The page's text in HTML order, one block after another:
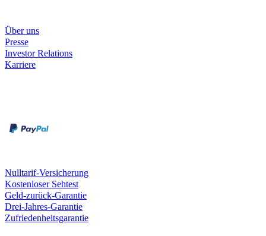
Über uns
Presse
Investor Relations
Karriere
Nulltarif-Versicherung
Kostenloser Sehtest
Geld-zurück-Garantie
Drei-Jahres-Garantie
Zufriedenheitsgarantie